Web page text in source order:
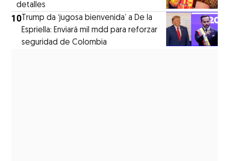
detalles
10 Trump da ‘jugosa bienvenida’ a De la
Espriella: Enviará mil mdd para reforzar
seguridad de Colombia